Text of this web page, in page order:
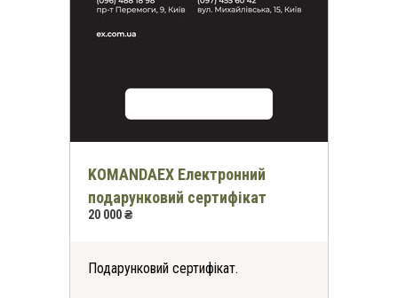
KOMANDAEX Електронний
подарунковий сертифікат
20 000 ₴
Подарунковий сертифікат.